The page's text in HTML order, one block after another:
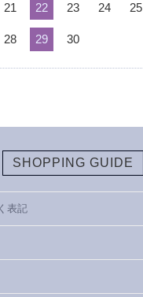
21 22 23 24 25
28 29 30
SHOPPING GUIDE
表記